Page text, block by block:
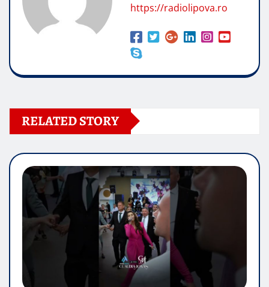
https://radiolipova.ro
RELATED STORY